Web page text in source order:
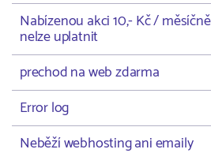
Nabízenou akci 10,- Kč /
nelze uplatnit
prechod na web zdarma
Error log
Neběží webhosting ani emaily